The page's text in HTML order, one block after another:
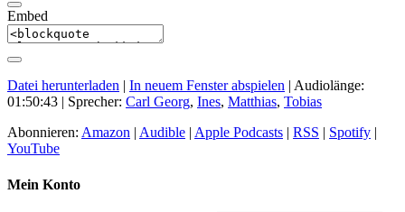
Embed
Datei herunterladen In neuem Fenster abspielen Audiolänge:
01:50:43 | Sprecher: Carl Georg, Ines, Matthias, Tobias
Abonnieren: Amazon Audible Apple Podcasts RSS Spotify
YouTube
Mein Konto